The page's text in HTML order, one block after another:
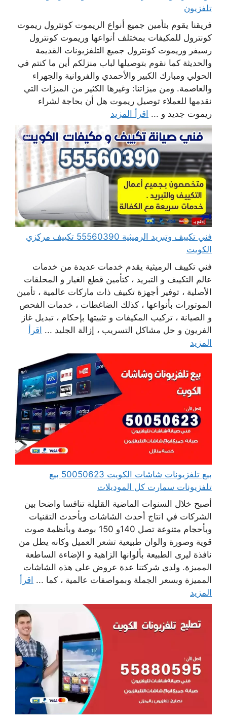
تلفزيون
فريقنا يقوم بتأمين جميع أنواع الريموت كونترول ريموت
كونترول للمكيفات بمختلف أنواعها وريموت كونترول
رسيفر وريموت كونترول جميع التلفزيونات القديمة
والحديثة كما نقوم بتوصيلها لباب منزلكم أين ما كنتم في
الحولي ومبارك الكبير والأحمدي والفروانية والجهراء
والعاصمة. ومن ميزاتنا: وغيرها الكثير من الميزات التي
نقدمها للعملاء توصيل ريموت هل أن بحاجة لشراء
ريموت جديد و ... اقرأ المزيد
فني تكييف وتبريد الرميثية 55560390 تكييف مركزي
الكويت
فني تكييف الرميثية يقدم خدمات عديدة من خدمات
عالم التكييف و التبريد ، كتأمين قطع الغيار و المحلقات
الأصلية ، توفير أجهزة تكييف ذات ماركات عالمية ، تأمين
الموتورات بأنواعها ، كذلك الضاغطات ، خدمات الفحص
و الصيانة ، تركيب المكيفات و تثبيتها بإحكام ، تبديل غاز
الفريون و حل مشاكل التسريب ، إزالة الجليد ... اقرأ
المزيد
بيع تلفزيونات شاشات الكويت 50050623 بيع
تلفزيونات سمارت كل الموديلات
أصبح خلال السنوات الماضية القليلة تنافسا واضحا بين
الشركات في انتاج أحدث الشاشات وبأحدث التقنيات
وبأحجام متنوعة تصل 140و 150 بوصة وبأنظمة صوت
قوية وصورة والوان طبيعية تشعر العميل وكانه يطل من
نافذة ليرى الطبيعة بألوانها الزاهية و الإضاءة الساطعة
المميزة. ولدى شركتنا عدة عروض على هذه الشاشات
المميزة وبسعر الجملة وبمواصفات عالمية ، كما ... اقرأ
المزيد